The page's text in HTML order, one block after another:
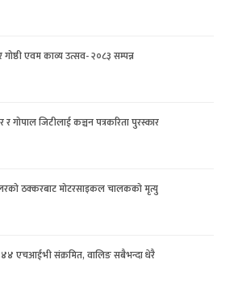
गोष्ठी एवम काव्य उत्सव- २०८३ सम्पन्न
गोपाल जिटीलाई कञ्चन पत्रकरिता पुरस्कार
ठक्करबाट मोटरसाइकल चालकको मृत्यु
एचआईभी संक्रमित, वालिङ सबैभन्दा धेरै